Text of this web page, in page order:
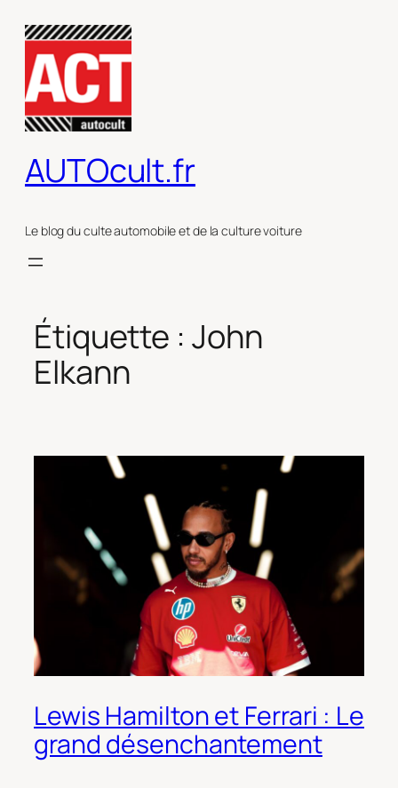
contenu
AUTOcult.fr
Le blog du culte automobile et de la culture voiture
Étiquette : John
Elkann
Lewis Hamilton et Ferrari : Le
grand désenchantement